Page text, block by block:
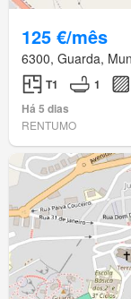
125 €/mês
6300, Guarda,
T1 1
Há 5 dias
RENTUMO